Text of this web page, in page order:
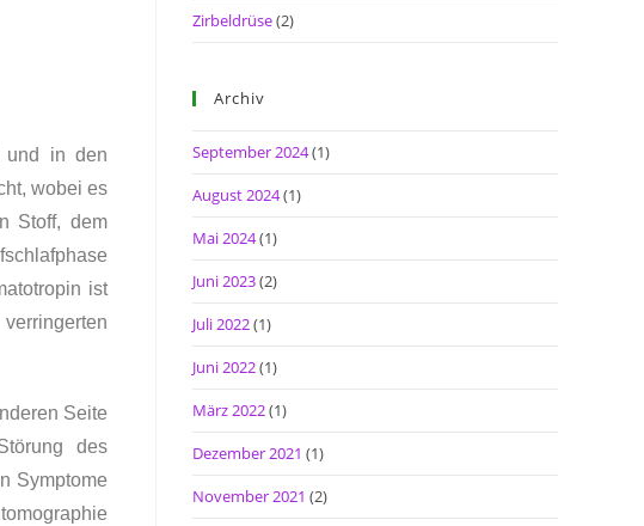
und in den
wobei es
Stoff, dem
ist
Seite
des
Symptome
Zirbeldrüse(2)
Archiv
September 2024(1)
August 2024(1)
Mai 2024(1)
Juni 2023(2)
Juli 2022(1)
Juni 2022(1)
März 2022(1)
Dezember 2021 (1)
November 2021 (2)